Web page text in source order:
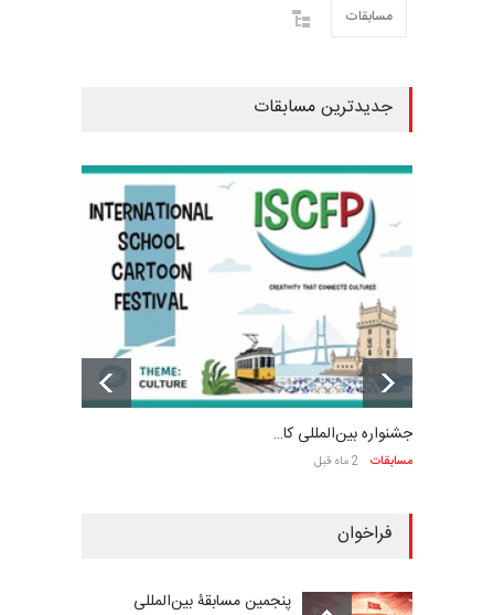
مسابقات
جدیدترین مسابقات
جشنواره بین‌المللی کا…
مسابقات 2 ماه قبل
فراخوان
پنجمین مسابقۀ بین‌المللی